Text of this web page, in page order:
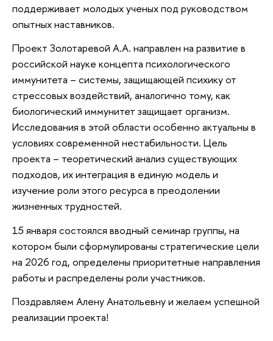
поддерживает молодых ученых под руководством
опытных наставников.
Проект Золотаревой А.А. направлен на развитие в
российской науке концепта психологического
иммунитета – системы, защищающей психику от
стрессовых воздействий, аналогично тому, как
биологический иммунитет защищает организм.
Исследования в этой области особенно актуальны в
условиях современной нестабильности. Цель
проекта – теоретический анализ существующих
подходов, их интеграция в единую модель и
изучение роли этого ресурса в преодолении
жизненных трудностей.
15 января состоялся вводный семинар группы, на
котором были сформулированы стратегические цели
на 2026 год, определены приоритетные направления
работы и распределены роли участников.
Поздравляем Алену Анатольевну и желаем успешной
реализации проекта!